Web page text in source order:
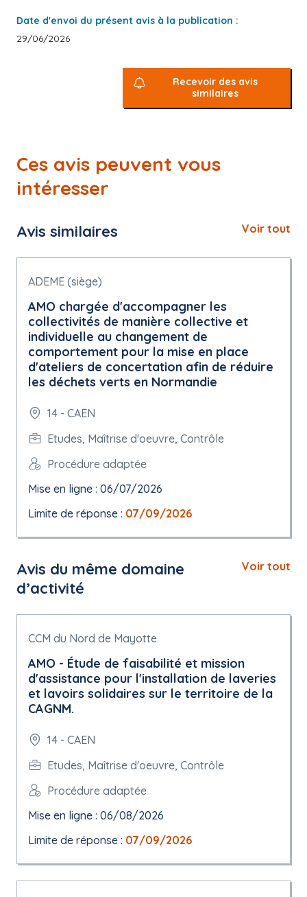
Date d'envoi du présent avis à la publication :
29/06/2026
Recevoir des avis
similaires
Ces avis peuvent vous
intéresser
Avis similaires Voir tout
ADEME (siège)
AMO chargée d'accompagner les
collectivités de manière collective et
individuelle au changement de
comportement pour la mise en place
d'ateliers de concertation afin de réduire
les déchets verts en Normandie
14 - CAEN
Etudes, Maîtrise d'oeuvre, Contrôle
Procédure adaptée
Mise en ligne : 06/07/2026
Limite de réponse : 07/09/2026
Avis du même domaine
d’activité
Voir tout
CCM du Nord de Mayotte
AMO - Étude de faisabilité et mission
d'assistance pour l'installation de laveries
et lavoirs solidaires sur le territoire de la
CAGNM.
14 - CAEN
Etudes, Maîtrise d'oeuvre, Contrôle
Procédure adaptée
Mise en ligne : 06/08/2026
Limite de réponse : 07/09/2026